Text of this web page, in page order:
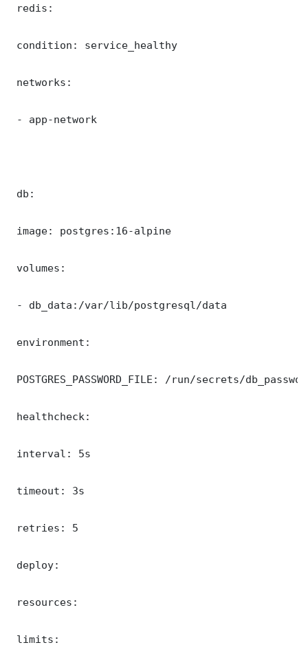
redis:
condition: service_healthy
networks:
- app-network
db:
image: postgres:16-alpine
volumes:
- db_data:/var/lib/postgresql/data
environment:
POSTGRES_PASSWORD_FILE: /run/secrets/
healthcheck:
interval: 5s
timeout: 3s
retries: 5
deploy:
resources:
limits: